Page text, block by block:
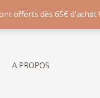
offerts dès 65€ d'achat !
A PROPOS